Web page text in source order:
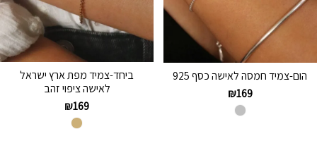
הום-צמיד חמסה לאישה כסף 925
₪169
ביחד-צמיד מפת ארץ ישראל
לאישה ציפוי זהב
₪169